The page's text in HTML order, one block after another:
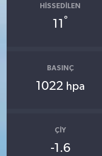
HISSEDILEN
11 °
BASINÇ
1022 hpa
ÇIY
-1.6